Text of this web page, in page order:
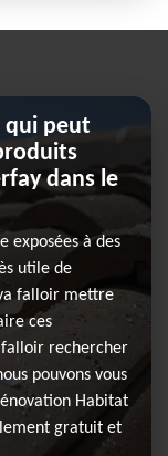
qui peut
dans le
exposées à des
utile de
falloir mettre
ces
rechercher
pouvons vous
Habitat
gratuit et